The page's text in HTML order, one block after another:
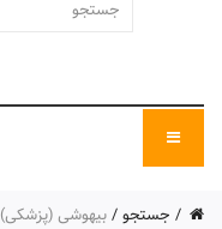
جستجو بیهوشی (پزشکی)